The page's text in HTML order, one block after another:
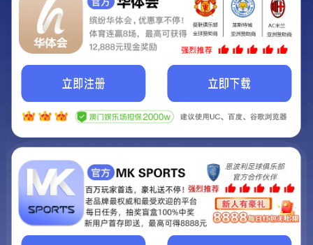
Hey Guys!
我们即将上线啦...
我们的网站正在建设.
它将是非常棒的网站.
联系我们!